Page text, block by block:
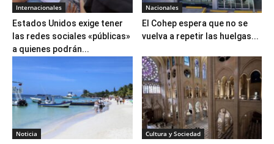
Internacionales
Estados Unidos exige tener
las redes sociales «públicas»
a quienes podrán...
Nacionales
El Cohep espera que no se
vuelva a repetir las huelgas...
Noticia Cultura y Sociedad